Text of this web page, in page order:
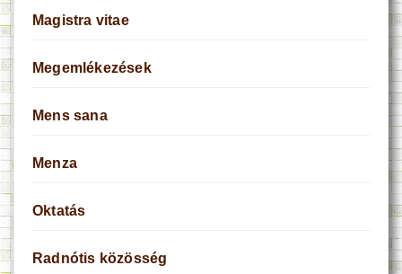
Magistra vitae
Megemlékezések
Mens sana
Menza
Oktatás
Radnótis közösség